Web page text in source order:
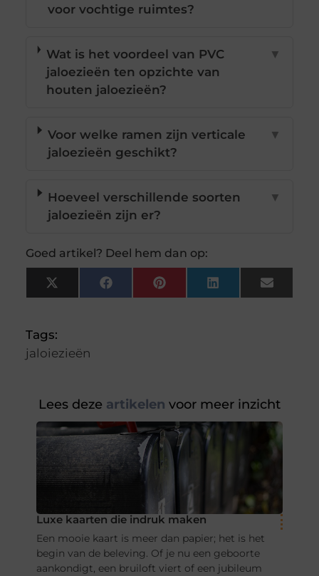
voor vochtige ruimtes?
Wat is het voordeel van PVC
jaloezieën ten opzichte van
houten jaloezieën?
▼
Voor welke ramen zijn verticale
jaloezieën geschikt?
▼
Hoeveel verschillende soorten
jaloezieën zijn er?
▼
Goed artikel? Deel hem dan op:
X
(Twitter)
FacebookPinterestLinkedInEmail
Tags:
jaloiezieën
Lees deze artikelen voor meer inzicht
Luxe kaarten die indruk maken
Een mooie kaart is meer dan papier; het is het
begin van de beleving. Of je nu een geboorte
aankondigt, een bruiloft viert of een jubileum